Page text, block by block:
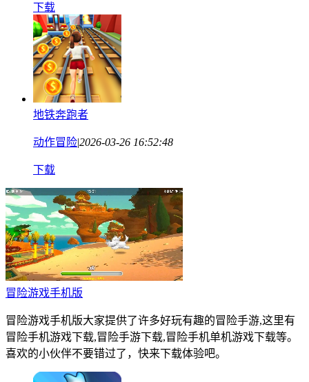
下载
地铁奔跑者
动作冒险|2026-03-26 16:52:48
下载
冒险游戏手机版
冒险游戏手机版大家提供了许多好玩有趣的冒险手游,这里有
冒险手机游戏下载,冒险手游下载,冒险手机单机游戏下载等。
喜欢的小伙伴不要错过了，快来下载体验吧。